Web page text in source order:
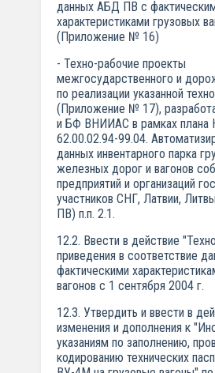
данных АБД ПВ с
характеристиками грузовых
(Приложение № 16)
- Техно-рабочие проекты
межгосударственного и
по реализации указанной
(Приложение № 17),
и БФ ВНИИАС в рамках плана
62.00.02.94-99.04.
данных инвентарного парка
железных дорог и вагонов
предприятий и организаций
участников СНГ, Латвии,
ПВ) п.п. 2.1.
12.2. Ввести в действие
приведения в соответствие
фактическими
вагонов с 1 сентября 2004 г.
12.3. Утвердить и ввести в
изменения и дополнения к
указаниям по заполнению,
кодированию технических